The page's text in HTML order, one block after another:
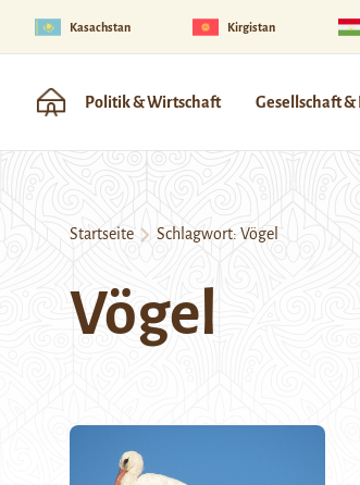
Kasachstan Kirgistan
Politik & Wirtschaft Gesellschaft &
Startseite Schlagwort: Vögel
Vögel